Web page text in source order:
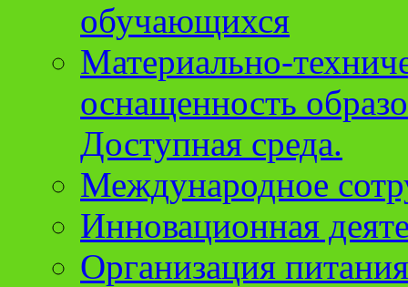
обучающихся
Материально-
оснащенность
Доступная среда.
Международное
Инновационная
Организация